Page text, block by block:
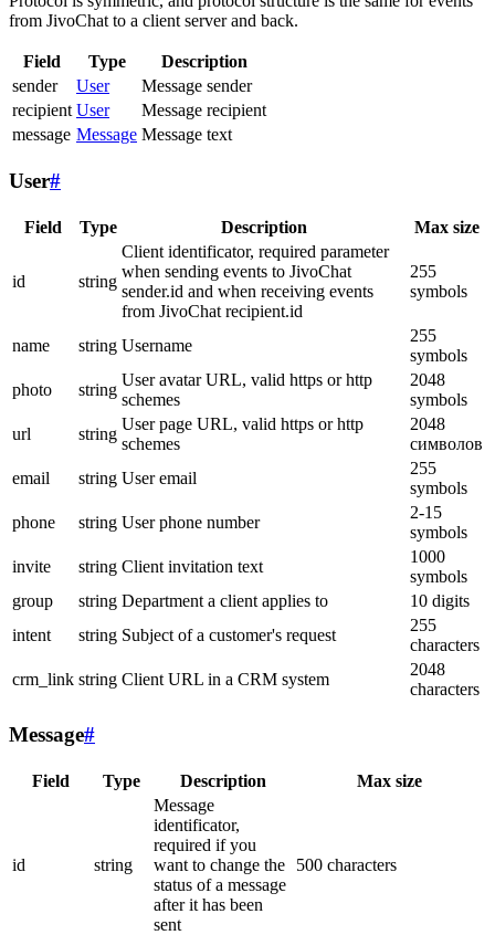
from JivoChat to a client server and back.
Field Type
Description
sender
User
Message sender
recipient User
Message recipient
message Message Message text
User#
Field Type Description Max size
id string
Client identificator, required parameter
when sending events to JivoChat
sender.id and when receiving events
from JivoChat recipient.id
255
symbols
name string Username
255
symbols
photo
string
User avatar URL, valid https or http
schemes
2048
symbols
url
string
User page URL, valid https or http
schemes
2048
символов
email
string User email
255
symbols
phone
string User phone number
2-15
symbols
invite
string Client invitation text
1000
symbols
group
string Department a client applies to
10 digits
intent
string Subject of a customer's request
255
characters
crm_link string Client URL in a CRM system
2048
characters
Message#
Field Type Description Max size
id string
Message
identificator,
required if you
want to change the
status of a message
after it has been
sent
500 characters